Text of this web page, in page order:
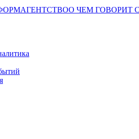
О ЧЕМ ГОВОРИТ